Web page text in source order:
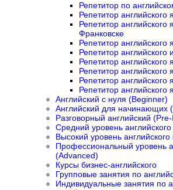
Репетитор по
Репетитор английского
Репетитор английского
Франковске
Репетитор английского
Репетитор английского
Репетитор английского
Репетитор английского
Репетитор английского
Репетитор
Английский с нуля (Beginner)
Английский для начинающих
Разговорный английский
Средний уровень
Высокий уровень
Профессиональный уровень
(Advanced)
Курсы бизнес-английского
Групповые занятия по
Индивидуальные занятия по